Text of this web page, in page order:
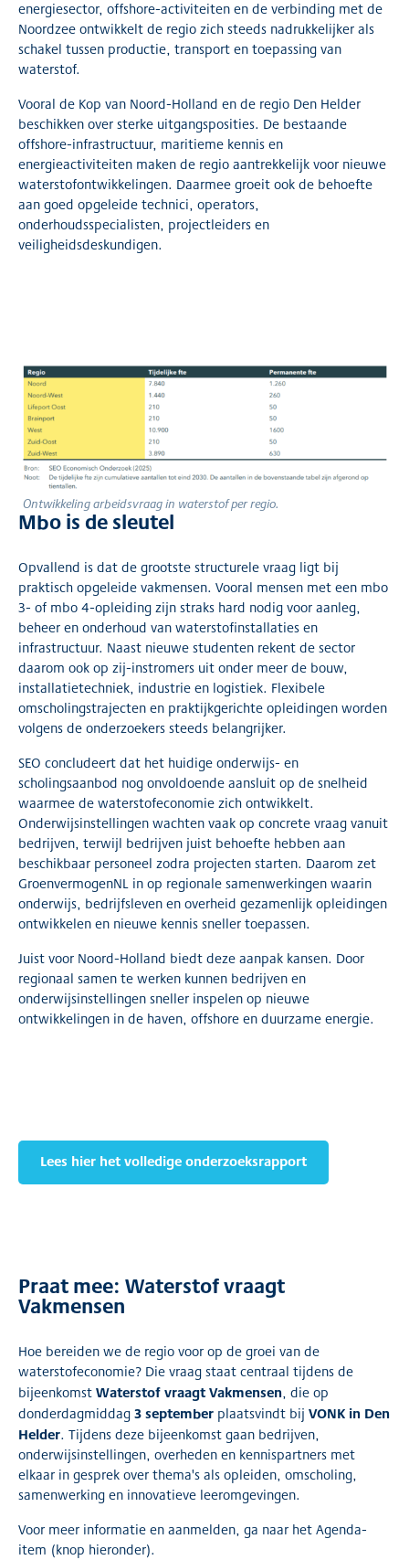
energiesector, offshore-activiteiten en de verbinding met de
Noordzee ontwikkelt de regio zich steeds nadrukkelijker als
schakel tussen productie, transport en toepassing van
waterstof.
Vooral de Kop van Noord-Holland en de regio Den Helder
beschikken over sterke uitgangsposities. De bestaande
offshore-infrastructuur, maritieme kennis en
energieactiviteiten maken de regio aantrekkelijk voor nieuwe
waterstofontwikkelingen. Daarmee groeit ook de behoefte
aan goed opgeleide technici, operators,
onderhoudsspecialisten, projectleiders en
veiligheidsdeskundigen.
Mbo is de sleutel
Opvallend is dat de grootste structurele vraag ligt bij
praktisch opgeleide vakmensen. Vooral mensen met een mbo
3- of mbo 4-opleiding zijn straks hard nodig voor aanleg,
beheer en onderhoud van waterstofinstallaties en
infrastructuur. Naast nieuwe studenten rekent de sector
daarom ook op zij-instromers uit onder meer de bouw,
installatietechniek, industrie en logistiek. Flexibele
omscholingstrajecten en praktijkgerichte opleidingen worden
volgens de onderzoekers steeds belangrijker.
SEO concludeert dat het huidige onderwijs- en
scholingsaanbod nog onvoldoende aansluit op de snelheid
waarmee de waterstofeconomie zich ontwikkelt.
Onderwijsinstellingen wachten vaak op concrete vraag vanuit
bedrijven, terwijl bedrijven juist behoefte hebben aan
beschikbaar personeel zodra projecten starten. Daarom zet
GroenvermogenNL in op regionale samenwerkingen waarin
onderwijs, bedrijfsleven en overheid gezamenlijk opleidingen
ontwikkelen en nieuwe kennis sneller toepassen.
Juist voor Noord-Holland biedt deze aanpak kansen. Door
regionaal samen te werken kunnen bedrijven en
onderwijsinstellingen sneller inspelen op nieuwe
ontwikkelingen in de haven, offshore en duurzame energie.
Lees hier het volledige onderzoeksrapport
Ontwikkeling arbeidsvraag in waterstof per regio.
Praat mee: Waterstof vraagt
Vakmensen
Hoe bereiden we de regio voor op de groei van de
waterstofeconomie? Die vraag staat centraal tijdens de
bijeenkomstWaterstof vraagt Vakmensen, die op
donderdagmiddag3 september plaatsvindt bij VONK in Den
Helder. Tijdens deze bijeenkomst gaan bedrijven,
onderwijsinstellingen, overheden en kennispartners met
elkaar in gesprek over thema's als opleiden, omscholing,
samenwerking en innovatieve leeromgevingen.
Voor meer informatie en aanmelden, ga naar het Agenda-
item (knop hieronder).